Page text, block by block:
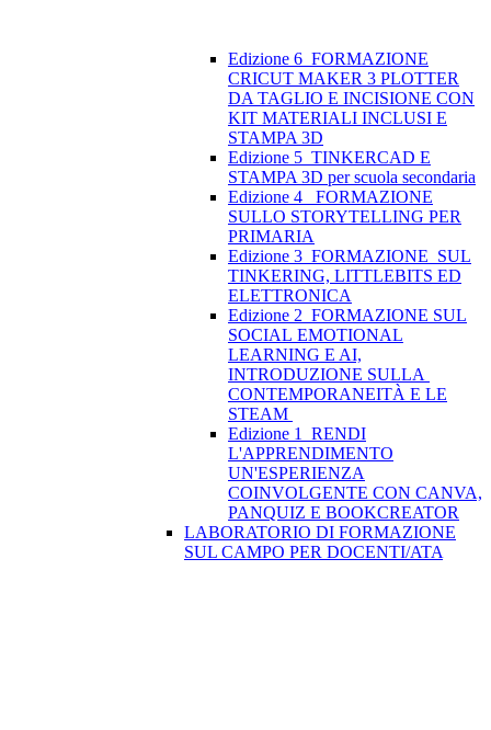
Edizione 6_FORMAZIONE
CRICUT MAKER 3 PLOTTER
DA TAGLIO E INCISIONE CON
KIT MATERIALI INCLUSI E
STAMPA 3D
Edizione 5_TINKERCAD E
STAMPA 3D per scuola secondaria
Edizione 4_ FORMAZIONE
SULLO STORYTELLING PER
PRIMARIA
Edizione 3_FORMAZIONE SUL
TINKERING, LITTLEBITS ED
ELETTRONICA
Edizione 2_FORMAZIONE SUL
SOCIAL EMOTIONAL
LEARNING E AI,
INTRODUZIONE SULLA
CONTEMPORANEITÀ E LE
STEAM
Edizione 1_RENDI
L'APPRENDIMENTO
UN'ESPERIENZA
COINVOLGENTE CON CANVA,
PANQUIZ E BOOKCREATOR
LABORATORIO DI FORMAZIONE
SUL CAMPO PER DOCENTI/ATA